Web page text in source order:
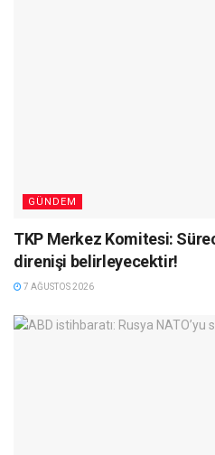
GÜNDEM
TKP Merkez Komitesi:
direnişi belirleyecektir!
7 AĞUSTOS 2026